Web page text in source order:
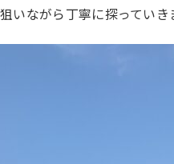
いながら丁寧に探っていき